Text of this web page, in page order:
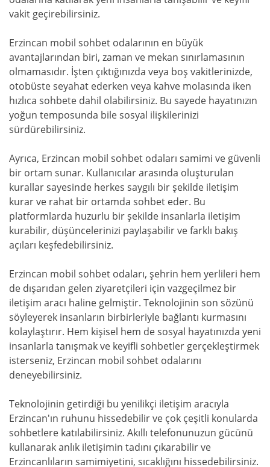
vakit geçirebilirsiniz.
Erzincan mobil sohbet odalarının en büyük
avantajlarından biri, zaman ve mekan sınırlamasının
olmamasıdır. İşten çıktığınızda veya boş vakitlerinizde,
otobüste seyahat ederken veya kahve molasında iken
hızlıca sohbete dahil olabilirsiniz. Bu sayede hayatınızın
yoğun temposunda bile sosyal ilişkilerinizi
sürdürebilirsiniz.
Ayrıca, Erzincan mobil sohbet odaları samimi ve güvenli
bir ortam sunar. Kullanıcılar arasında oluşturulan
kurallar sayesinde herkes saygılı bir şekilde iletişim
kurar ve rahat bir ortamda sohbet eder. Bu
platformlarda huzurlu bir şekilde insanlarla iletişim
kurabilir, düşüncelerinizi paylaşabilir ve farklı bakış
açıları keşfedebilirsiniz.
Erzincan mobil sohbet odaları, şehrin hem yerlileri hem
de dışarıdan gelen ziyaretçileri için vazgeçilmez bir
iletişim aracı haline gelmiştir. Teknolojinin son sözünü
söyleyerek insanların birbirleriyle bağlantı kurmasını
kolaylaştırır. Hem kişisel hem de sosyal hayatınızda yeni
insanlarla tanışmak ve keyifli sohbetler gerçekleştirmek
isterseniz, Erzincan mobil sohbet odalarını
deneyebilirsiniz.
Teknolojinin getirdiği bu yenilikçi iletişim aracıyla
Erzincan'ın ruhunu hissedebilir ve çok çeşitli konularda
sohbetlere katılabilirsiniz. Akıllı telefonunuzun gücünü
kullanarak anlık iletişimin tadını çıkarabilir ve
Erzincanlıların samimiyetini, sıcaklığını hissedebilirsiniz.